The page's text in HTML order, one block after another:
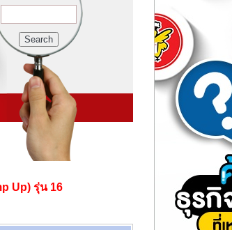
Up) รุ่น 16